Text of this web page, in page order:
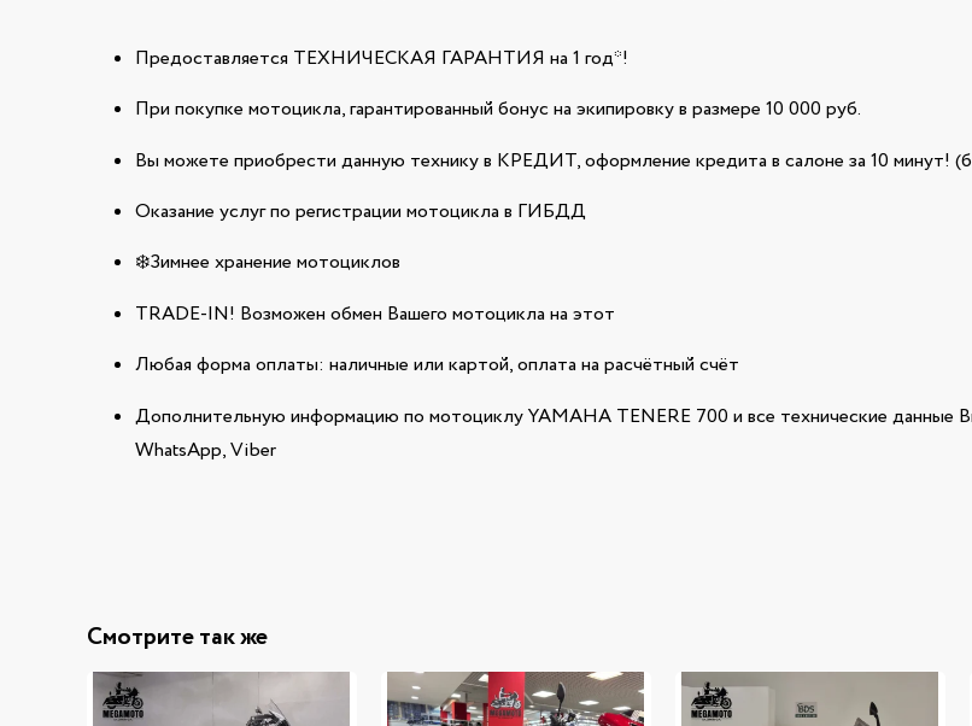
Предоставляется ТЕХНИЧЕСКАЯ ГАРАНТИЯ на 1 год*!
При покупке мотоцикла, гарантированный бонус на экипировку в размере 10 000 руб.
Вы можете приобрести данную технику в КРЕДИТ, оформление кредита в салоне за 10 минут!
Оказание услуг по регистрации мотоцикла в ГИБДД
❄️Зимнее хранение мотоциклов
TRADE-IN! Возможен обмен Вашего мотоцикла на этот
Любая форма оплаты: наличные или картой, оплата на расчётный счёт
Дополнительную информацию по мотоциклу YAMAHA TENERE 700 и все технические
WhatsApp, Viber
Смотрите так же